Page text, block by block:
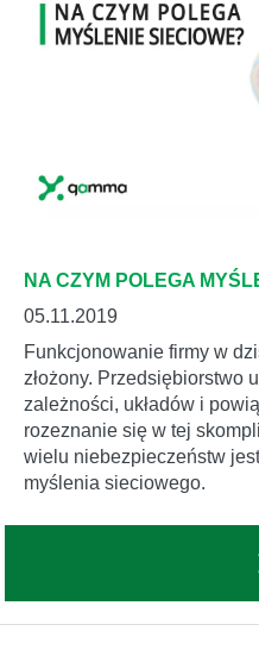
NA CZYM POLEGA
05.11.2019
Funkcjonowanie firmy w
złożony. Przedsiębiorstwo
zależności, układów i
rozeznanie się w tej
wielu niebezpieczeństw
myślenia sieciowego.